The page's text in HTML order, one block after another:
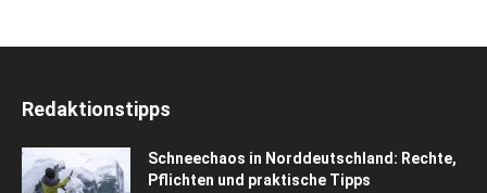
Redaktionstipps
Schneechaos in Norddeutschland: Rechte,
Pflichten und praktische Tipps